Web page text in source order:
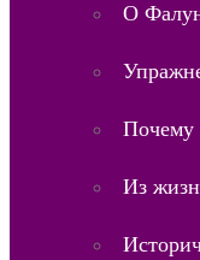
О
Почему
Из